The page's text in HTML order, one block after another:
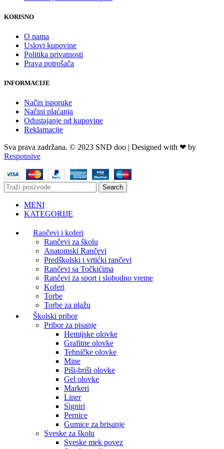
KORISNO
O nama
Uslovi kupovine
Politika privatnosti
Prava potrošača
INFORMACIJE
Način isporuke
Načini plaćanja
Odustajanje od kupovine
Reklamacije
Sva prava zadržana. © 2023 SND doo | Designed with ❤ by
Responsive
Search
MENI
KATEGORIJE
Rančevi i koferi
Rančevi za školu
Anatomski Rančevi
Predškolski i vrtićki rančevi
Rančevi sa Točkićima
Rančevi za sport i slobodno vreme
Koferi
Torbe
Torbe za plažu
Školski pribor
Pribor za pisanje
Hemijske olovke
Grafitne olovke
Tehničke olovke
Mine
Piši-briši olovke
Gel olovke
Markeri
Liner
Signiri
Pernice
Gumice za brisanje
Sveske za školu
Sveske mek povez